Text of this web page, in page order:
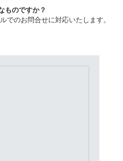
ものですか？
でのお問合せに対応いたします。